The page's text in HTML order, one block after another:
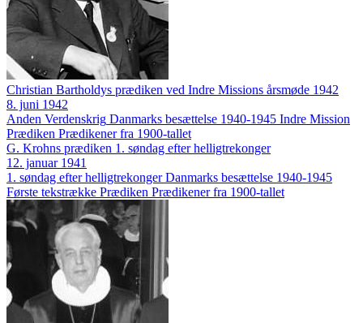
Christian Bartholdys prædiken ved Indre Missions årsmøde 1942
8. juni 1942
Anden Verdenskrig Danmarks besættelse 1940-1945 Indre Mission
Prædiken Prædikener fra 1900-tallet
G. Krohns prædiken 1. søndag efter helligtrekonger
12. januar 1941
1. søndag efter helligtrekonger Danmarks besættelse 1940-1945
Første tekstrække Prædiken Prædikener fra 1900-tallet